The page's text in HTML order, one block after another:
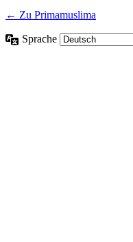
← Zu Primamuslima
Sprache